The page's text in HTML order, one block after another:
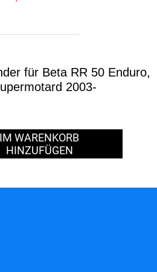
für Beta RR 50 Enduro,
2003-
IM WARENKORB
HINZUFÜGEN